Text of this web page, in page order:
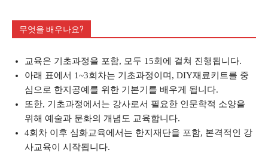
무엇을 배우나요?
교육은 기초과정을 포함, 모두 15회에 걸쳐 진행됩니다.
아래 표에서 1~3회차는 기초과정이며, DIY재료키트를 중
심으로 한지공예를 위한 기본기를 배우게 됩니다.
또한, 기초과정에서는 강사로서 필요한 인문학적 소양을
위해 예술과 문화의 개념도 교육합니다.
4회차 이후 심화교육에서는 한지재단을 포함, 본격적인 강
사교육이 시작됩니다.